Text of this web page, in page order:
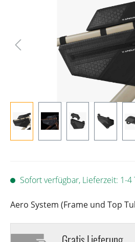
Sofort verfügbar, Lieferzeit: 1-4
Aero System (Frame und Top